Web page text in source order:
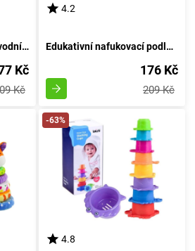
Edukativní nafukovací vodní podložka s motivem 4
Kč
Kč
4.2
Edukativní nafukovací podložka s vodními motivy: design 5
176 Kč
209 Kč
-63%
4.8